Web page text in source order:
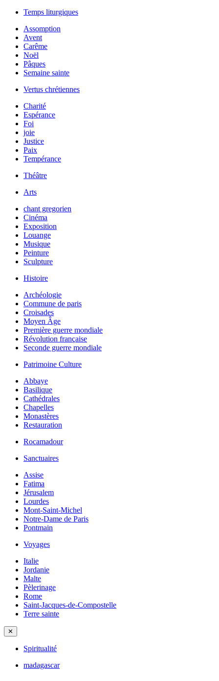
Temps liturgiques
Assomption
Avent
Carême
Noël
Pâques
Semaine sainte
Vertus chrétiennes
Charité
Espérance
Foi
joie
Justice
Paix
Tempérance
Théâtre
Arts
chant gregorien
Cinéma
Exposition
Louange
Musique
Peinture
Sculpture
Histoire
Archéologie
Commune de paris
Croisades
Moyen Âge
Première guerre mondiale
Révolution française
Seconde guerre mondiale
Patrimoine Culture
Abbaye
Basilique
Cathédrales
Chapelles
Monastères
Restauration
Rocamadour
Sanctuaires
Assise
Fatima
Jérusalem
Lourdes
Mont-Saint-Michel
Notre-Dame de Paris
Pontmain
Voyages
Italie
Jordanie
Malte
Pèlerinage
Rome
Saint-Jacques-de-Compostelle
Terre sainte
✕
Spiritualité
madagascar